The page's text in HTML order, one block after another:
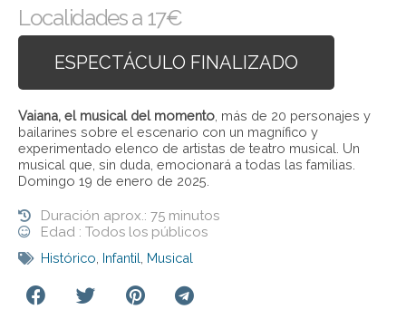
Localidades a 17€
ESPECTÁCULO FINALIZADO
Vaiana, el musical del momento , más de 20 personajes y
bailarines sobre el escenario con un magnífico y
experimentado elenco de artistas de teatro musical. Un
musical que, sin duda, emocionará a todas las familias.
Domingo 19 de enero de 2025.
Duración aprox.: 75 minutos
Edad : Todos los públicos
Histórico Infantil Musical